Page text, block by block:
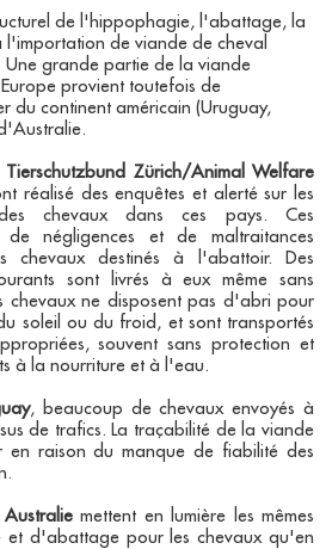
de l'hippophagie, l'abattage, la
de viande de cheval
Une grande partie de la viande
provient toutefois de
du continent américain (Uruguay,
Tierschutzbund Zürich/Animal Welfare
réalisé des enquêtes et alerté sur les
chevaux dans ces pays. Ces
négligences et de maltraitances
chevaux destinés à l'abattoir. Des
sont livrés à eux même sans
chevaux ne disposent pas d'abri pour
soleil ou du froid, et sont transportés
souvent sans protection et
à la nourriture et à l'eau.
, beaucoup de chevaux envoyés à
de trafics. La traçabilité de la viande
en raison du manque de fiabilité des
Australiemettent en lumière les mêmes
et d'abattage pour les chevaux qu'en